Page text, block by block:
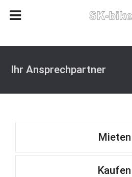
Ihr Ansprechpartner
Mieten
Kaufen